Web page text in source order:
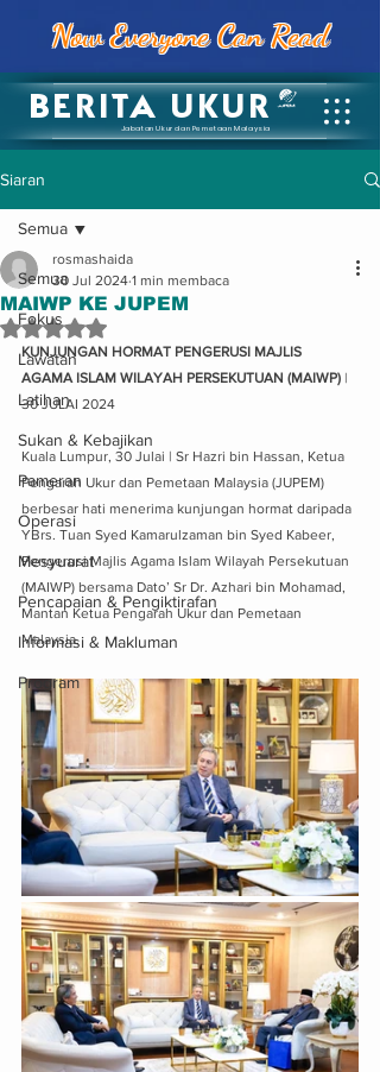
BERITA UKUR
Jabatan Ukur dan Pemetaan Malaysia
Now Everyone Can Read
Siaran
Semua
Fokus
Lawatan
Latihan
Sukan & Kebajikan
Pameran
Operasi
Mesyuarat
Pencapaian & Pengiktirafan
Informasi & Makluman
Program
Semua
MAIWP KE JUPEM
rosmashaida
30 Jul 2024 1 min membaca
Dinilai NaN daripada 5 bintang.
KUNJUNGAN HORMAT PENGERUSI MAJLIS
AGAMA ISLAM WILAYAH PERSEKUTUAN (MAIWP) |
30 JULAI 2024
Kuala Lumpur, 30 Julai | Sr Hazri bin Hassan, Ketua
Pengarah Ukur dan Pemetaan Malaysia (JUPEM)
berbesar hati menerima kunjungan hormat daripada
YBrs. Tuan Syed Kamarulzaman bin Syed Kabeer,
Pengerusi Majlis Agama Islam Wilayah Persekutuan
(MAIWP) bersama Dato’ Sr Dr. Azhari bin Mohamad,
Mantan Ketua Pengarah Ukur dan Pemetaan
Malaysia.